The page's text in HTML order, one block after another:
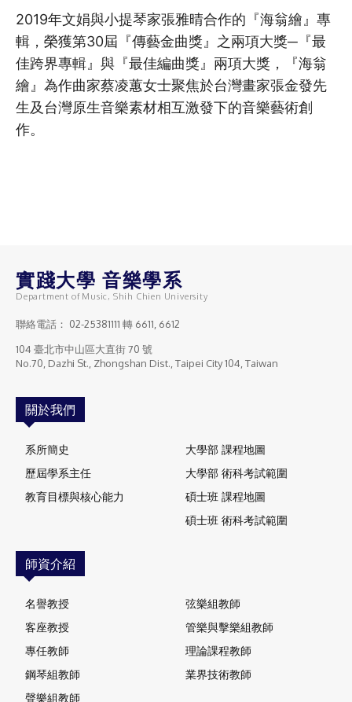
2019年文娟與小提琴家張雅晴合作的『海翁繪』專
輯，榮獲第30屆『傳藝金曲獎』之兩項大獎─『最
佳跨界專輯』與『最佳編曲獎』兩項大獎，『海翁
繪』為作曲家蔡凌蕙女士聚焦於台灣畫家張金發先
生及台灣原生音樂素材相互激發下的音樂藝術創
作。
實踐大學 音樂學系
Department of Music, Shih Chien University
聯絡電話： 02-25381111 轉 6611, 6612
104 臺北市中山區大直街 70 號
No.70, Dazhi St., Zhongshan Dist., Taipei City 104, Taiwan
關於我們
系所簡史
歷屆學系主任
教育目標與核心能力
大學部 課程地圖
大學部 術科考試範圍
碩士班 課程地圖
碩士班 術科考試範圍
師資介紹
名譽教授
客座教授
專任教師
鋼琴組教師
聲樂組教師
弦樂組教師
管樂與擊樂組教師
理論課程教師
業界技術教師